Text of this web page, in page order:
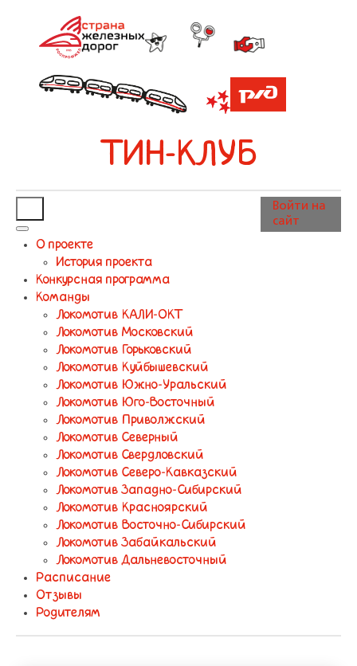
ТИН-КЛУБ
О проекте
История проекта
Конкурсная программа
Команды
Локомотив КАЛИ-ОКТ
Локомотив Московский
Локомотив Горьковский
Локомотив Куйбышевский
Локомотив Южно-Уральский
Локомотив Юго-Восточный
Локомотив Приволжский
Локомотив Северный
Локомотив Свердловский
Локомотив Северо-Кавказский
Локомотив Западно-Сибирский
Локомотив Красноярский
Локомотив Восточно-Сибирский
Локомотив Забайкальский
Локомотив Дальневосточный
Расписание
Отзывы
Родителям
Войти на
сайт